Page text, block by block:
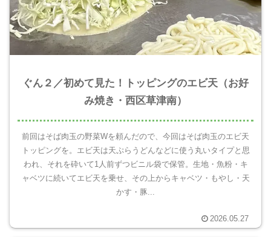
ぐん２／初めて見た！トッピングのエビ天（お好
み焼き・西区草津南）
前回はそば肉玉の野菜Wを頼んだので、今回はそば肉玉のエビ天
トッピングを。エビ天は天ぷらうどんなどに使う丸いタイプと思
われ、それを砕いて1人前ずつビニル袋で保管。生地・魚粉・キ
ャベツに続いてエビ天を乗せ、その上からキャベツ・もやし・天
かす・豚...
2026.05.27